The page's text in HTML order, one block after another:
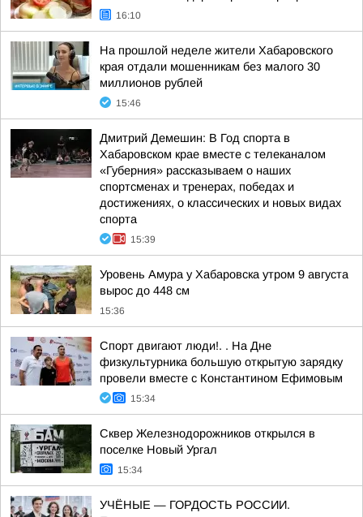
16:10
На прошлой неделе жители Хабаровского
края отдали мошенникам без малого 30
миллионов рублей
15:46
Дмитрий Демешин: В Год спорта в
Хабаровском крае вместе с телеканалом
«Губерния» рассказываем о наших
спортсменах и тренерах, победах и
достижениях, о классических и новых видах
спорта
15:39
Уровень Амура у Хабаровска утром 9 августа
вырос до 448 см
15:36
Спорт двигают люди!. . На Дне
физкультурника большую открытую зарядку
провели вместе с Константином Ефимовым
15:34
Сквер Железнодорожников открылся в
поселке Новый Ургал
15:34
УЧЁНЫЕ — ГОРДОСТЬ РОССИИ.